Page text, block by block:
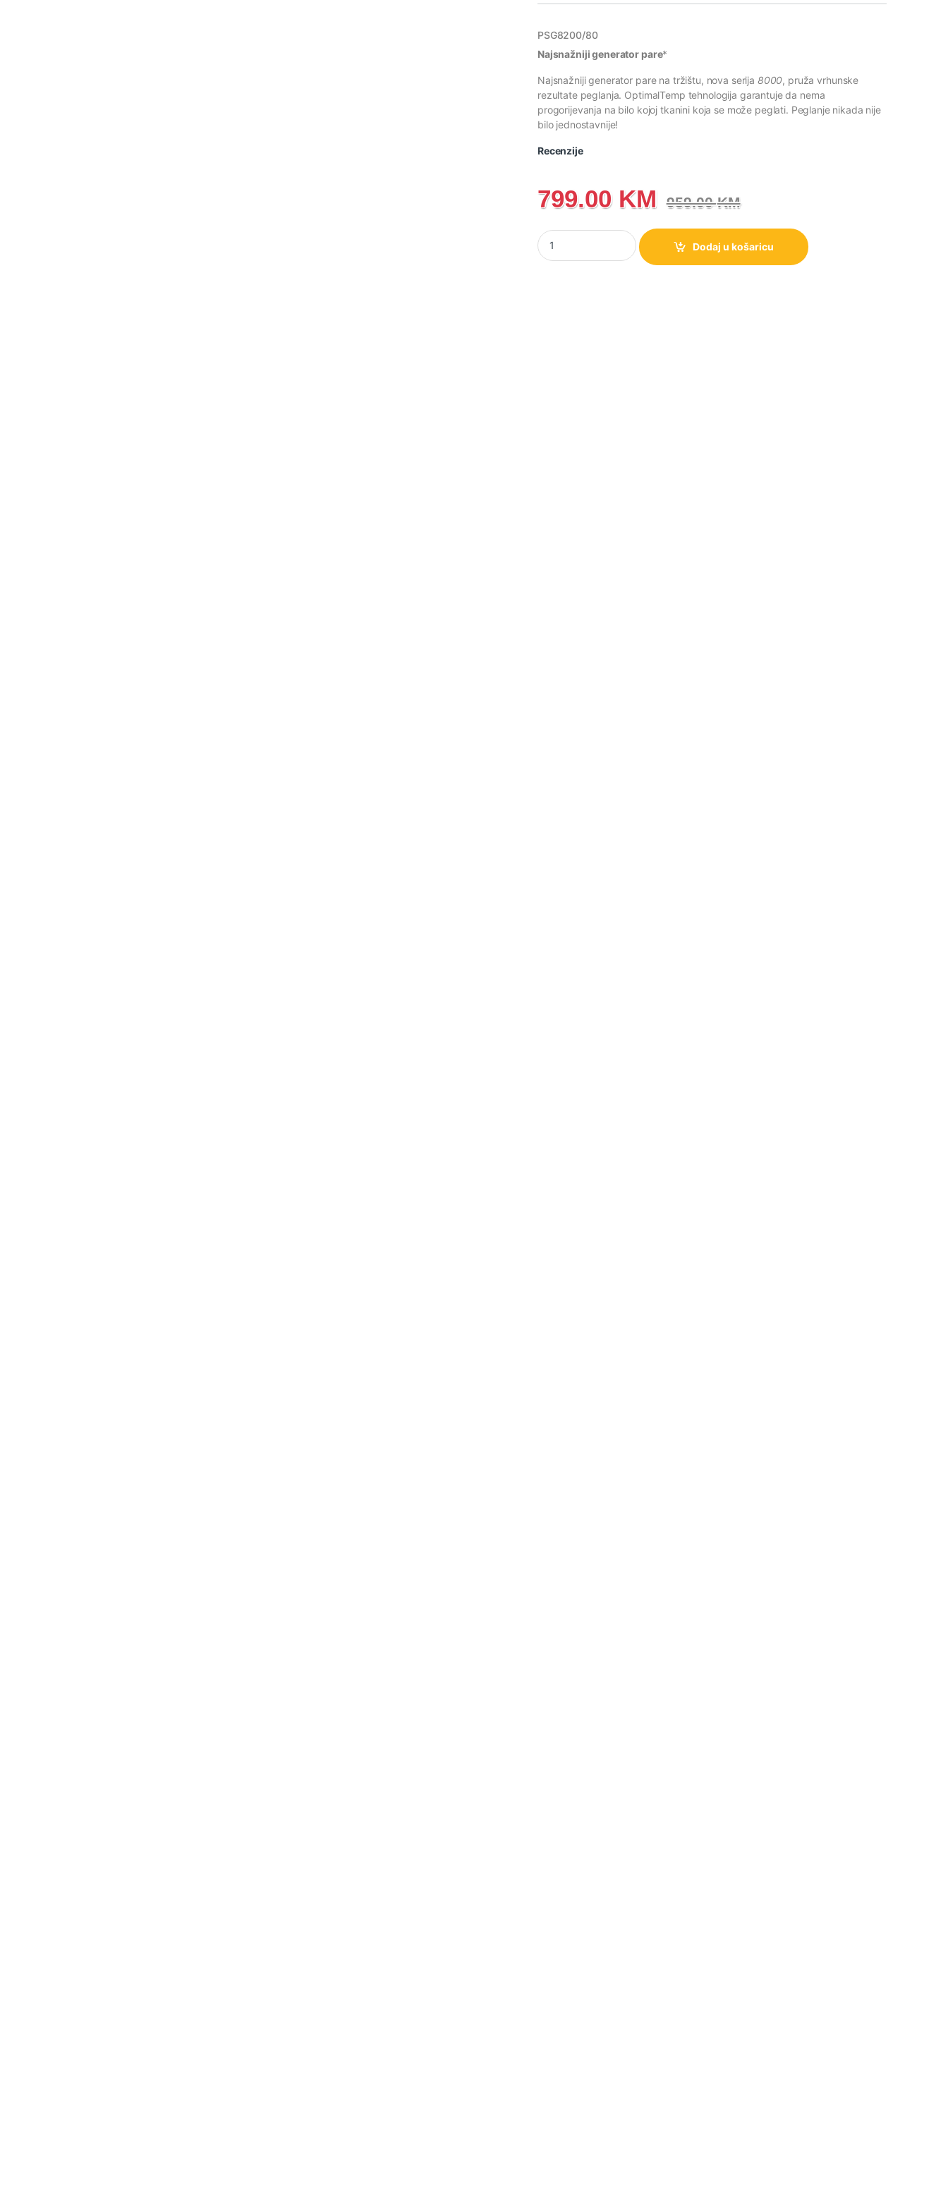
PSG8200/80
Najsnažniji generator pare*
Najsnažniji generator pare na tržištu, nova serija 8000, pruža vrhunske
rezultate peglanja. OptimalTemp tehnologija garantuje da nema
progorijevanja na bilo kojoj tkanini koja se može peglati. Peglanje nikada nije
bilo jednostavnije!
Recenzije
799.00 KM 959.00KM
PSG8200/80 Philips Serija PerfectCare 8000 Parna stanica količina
Dodaj u košaricu